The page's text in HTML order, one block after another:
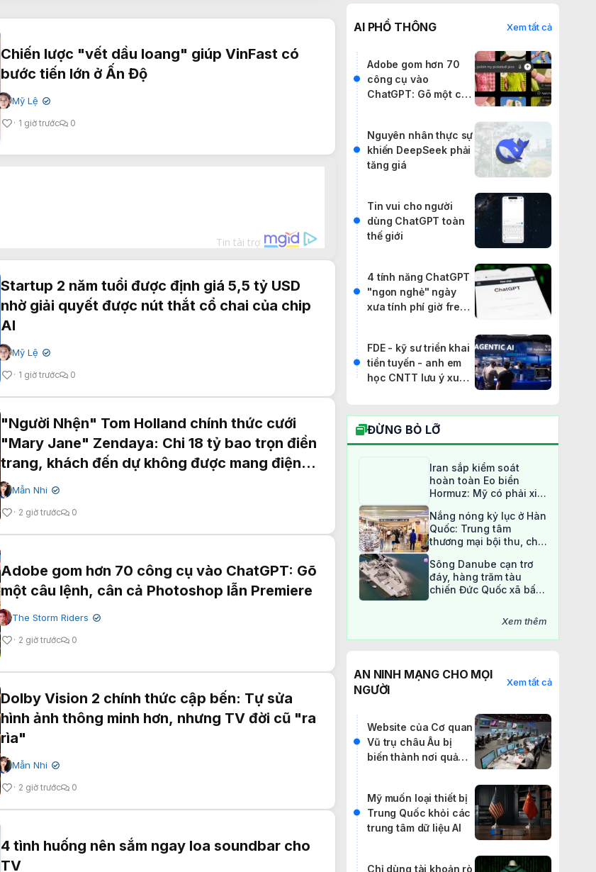
Chiến lược "vết dầu loang" giúp VinFast có
bước tiến lớn ở Ấn Độ
Mỹ Lệ ✔
1 giờ trước 0
Startup 2 năm tuổi được định giá 5,5 tỷ USD
nhờ giải quyết được nút thắt cổ chai của chip
AI
Mỹ Lệ ✔
1 giờ trước 0
"Người Nhện" Tom Holland chính thức cưới
"Mary Jane" Zendaya: Chi 18 tỷ bao trọn điền
trang, khách đến dự không được mang điện
thoại
Mẫn Nhi ✔
2 giờ trước 0
Adobe gom hơn 70 công cụ vào ChatGPT: Gõ
một câu lệnh, cân cả Photoshop lẫn Premiere
The Storm Riders ✔
2 giờ trước 0
Dolby Vision 2 chính thức cập bến: Tự sửa
hình ảnh thông minh hơn, nhưng TV đời cũ "ra
rìa"
Mẫn Nhi ✔
2 giờ trước 0
4 tình huống nên sắm ngay loa soundbar cho
TV
AI PHỔ THÔNG Xem tất cả
Adobe gom hơn 70
công cụ vào
ChatGPT: Gõ một câu
Premiere
Nguyên nhân thực sự
khiến DeepSeek phải
tăng giá
Tin vui cho người
dùng ChatGPT toàn
thế giới
4 tính năng ChatGPT
"ngon nghẻ" ngày
xưa tính phí giờ free
FDE - kỹ sư triển khai
tiền tuyến - anh em
học CNTT lưu ý xu
ĐỪNG BỎ LỠ
Iran sắp kiểm soát
hoàn toàn Eo biển
Hormuz: Mỹ có phải xin
Nắng nóng kỷ lục ở Hàn
Quốc: Trung tâm
thương mại bội thu, chợ
Sông Danube cạn trơ
đáy, hàng trăm tàu
chiến Đức Quốc xã bất
Xem thêm
AN NINH MẠNG CHO MỌI
NGƯỜI
Xem tất cả
Website của Cơ quan
Vũ trụ châu Âu bị
biến thành nơi quảng
Mỹ muốn loại thiết bị
Trung Quốc khỏi các
trung tâm dữ liệu AI
Chỉ dùng tài khoản rò